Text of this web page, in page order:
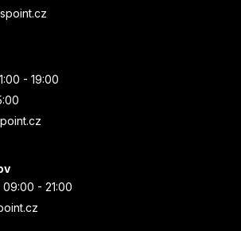
- 19:00
- 21:00